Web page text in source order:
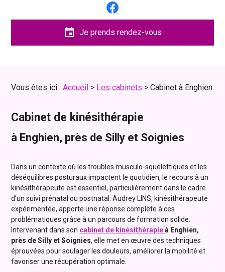
event Je prends rendez-vous
Vous êtes ici : Accueil > Les cabinets > Cabinet à Enghien
Cabinet de kinésithérapie
à Enghien, près de Silly et Soignies
Dans un contexte où les troubles musculo-squelettiques et les
déséquilibres posturaux impactent le quotidien, le recours à un
kinésithérapeute est essentiel, particulièrement dans le cadre
d’un suivi prénatal ou postnatal. Audrey LINS, kinésithérapeute
expérimentée, apporte une réponse complète à ces
problématiques grâce à un parcours de formation solide.
Intervenant dans son cabinet de kinésithérapie à Enghien,
près de Silly et Soignies, elle met en œuvre des techniques
éprouvées pour soulager les douleurs, améliorer la mobilité et
favoriser une récupération optimale.